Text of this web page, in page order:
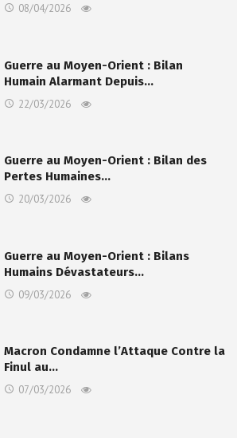
08/04/2026
Guerre au Moyen-Orient : Bilan
Humain Alarmant Depuis…
22/03/2026
Guerre au Moyen-Orient : Bilan des
Pertes Humaines…
20/03/2026
Guerre au Moyen-Orient : Bilans
Humains Dévastateurs…
09/03/2026
Macron Condamne l’Attaque Contre la
Finul au…
07/03/2026